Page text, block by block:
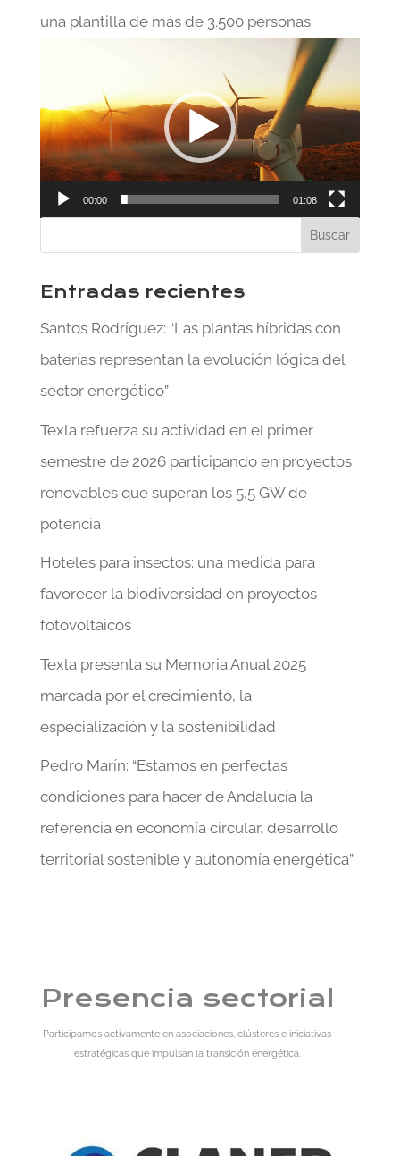
una plantilla de más de 3.500 personas.
vídeo
00:00 01:08
Entradas recientes
Santos Rodríguez: “Las plantas híbridas con
baterías representan la evolución lógica del
sector energético”
Texla refuerza su actividad en el primer
semestre de 2026 participando en proyectos
renovables que superan los 5,5 GW de
potencia
Hoteles para insectos: una medida para
favorecer la biodiversidad en proyectos
fotovoltaicos
Texla presenta su Memoria Anual 2025
marcada por el crecimiento, la
especialización y la sostenibilidad
Pedro Marín: “Estamos en perfectas
condiciones para hacer de Andalucía la
referencia en economía circular, desarrollo
territorial sostenible y autonomía energética”
Presencia sectorial
Participamos activamente en asociaciones, clústeres e iniciativas
estratégicas que impulsan la transición energética.